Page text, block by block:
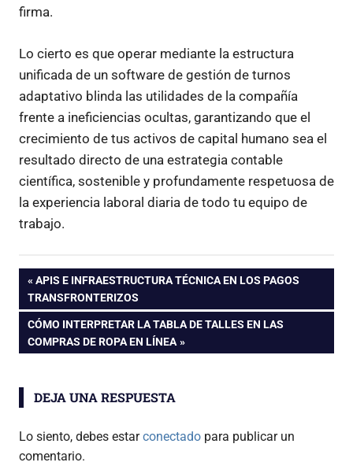
firma.
Lo cierto es que operar mediante la estructura
unificada de un software de gestión de turnos
adaptativo blinda las utilidades de la compañía
frente a ineficiencias ocultas, garantizando que el
crecimiento de tus activos de capital humano sea el
resultado directo de una estrategia contable
científica, sostenible y profundamente respetuosa de
la experiencia laboral diaria de todo tu equipo de
trabajo.
Navegación
de
entradas
ENTRADA
ANTERIOR:
APIS E INFRAESTRUCTURA TÉCNICA EN LOS PAGOS
TRANSFRONTERIZOS
ENTRADA
SIGUIENTE:
CÓMO INTERPRETAR LA TABLA DE TALLES EN LAS
COMPRAS DE ROPA EN LÍNEA
DEJA UNA RESPUESTA
Lo siento, debes estarconectado para publicar un
comentario.